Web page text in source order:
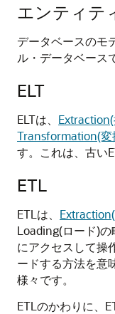
エンティテ
データベースのモ
ル・データベース
ELT
ELTは、
Transformation(変
す。これは、古い
ETL
ETLは、
Loading(ロード)の
にアクセスして操
ードする方法を意
様々です。
ETLのかわりに、